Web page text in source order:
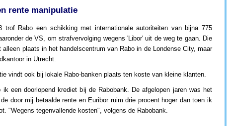
rente manipulatie
trof Rabo een schikking met internationale autoriteiten van bijna 775
de VS, om strafvervolging wegens 'Libor' uit de weg te gaan. Die
alleen plaats in het handelscentrum van Rabo in de Londense City, maar
in Utrecht.
vindt ook bij lokale Rabo-banken plaats ten koste van kleine klanten.
ik een doorlopend krediet bij de Rabobank. De afgelopen jaren was het
door mij betaalde rente en Euribor ruim drie procent hoger dan toen ik
"Wegens tegenvallende kosten", volgens de Rabobank.